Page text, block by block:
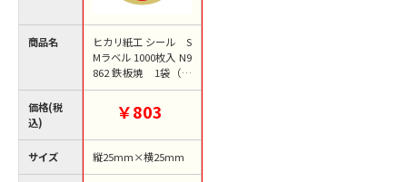
商品名
価格(税
込)
サイズ
ヒカリ紙工 シール S
Mラベル 1000枚入 N9
862 鉄板焼 1袋（ご
注文単位1袋）【直送
￥803
縦25mm×横25mm